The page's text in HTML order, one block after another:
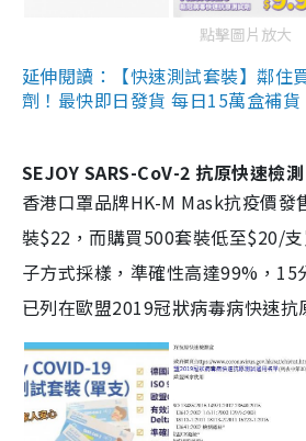
點擊圖片放大
延伸閱讀：【快速測試套裝】鄰住
劑！最快即日發貨 每日15萬盒補貨
SEJOY SARS-CoV-2 抗原快速檢測
香港口罩品牌HK-M Mask抗疫價發
裝$22，而購買500套裝低至$20/
子方式採樣，準確性高達99%，15
已列在歐盟2019冠狀病毒病快速抗